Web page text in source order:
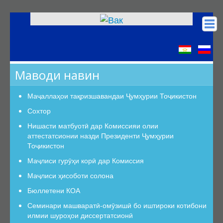
КОА
Низомномаҳо
Шуъбаи аттестатсионӣ
Шуъбаҳои аттестатсионии илмӣ
Дастурамалҳои вазифавии кормандони шуъба
Раёсат
Аъзои Раёсат
Маводи навин
Маҷаллаҳои тақризшавандаи Ҷумҳурии Тоҷикистон
Сохтор
Нишасти матбуотӣ дар Комиссияи олии
аттестатсионии назди Президенти Ҷумҳурии
Тоҷикистон
Маҷлиси гурӯҳи корӣ дар Комиссия
Маҷлиси ҳисоботи солона
Бюллетени КОА
Семинари машваратӣ-омӯзишӣ бо иштироки котибони
илмии шуроҳои диссертатсионӣ